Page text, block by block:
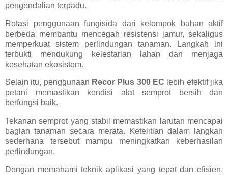
pengendalian terpadu.
Rotasi penggunaan fungisida dari kelompok bahan aktif
berbeda membantu mencegah resistensi jamur, sekaligus
memperkuat sistem perlindungan tanaman. Langkah ini
terbukti mendukung kelestarian lahan dan menjaga
kesehatan ekosistem.
Selain itu, penggunaan Recor Plus 300 EC lebih efektif jika
petani memastikan kondisi alat semprot bersih dan
berfungsi baik.
Tekanan semprot yang stabil memastikan larutan mencapai
bagian tanaman secara merata. Ketelitian dalam langkah
sederhana tersebut mampu meningkatkan keberhasilan
perlindungan.
Dengan memahami teknik aplikasi yang tepat dan efisien,